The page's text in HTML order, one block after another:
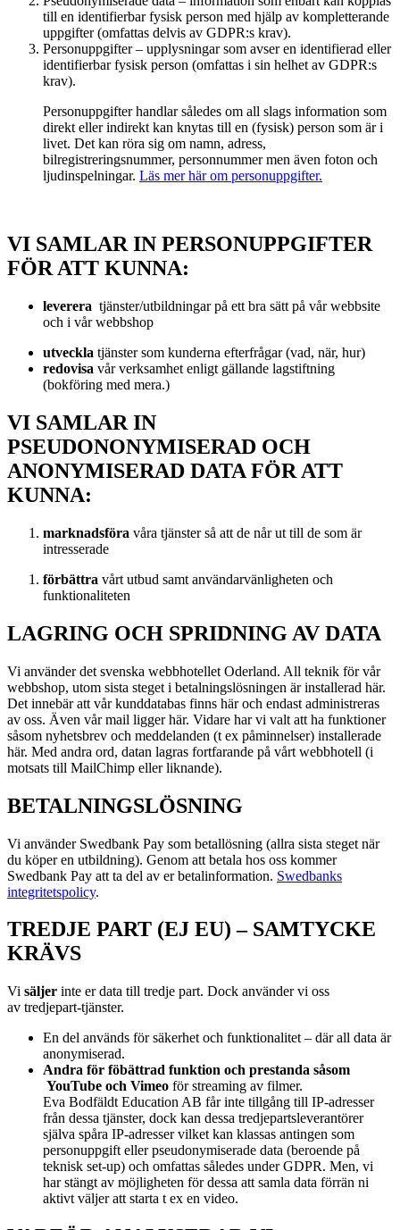
till en identifierbar fysisk person med hjälp av kompletterande
uppgifter (omfattas delvis av GDPR:s krav).
Personuppgifter – upplysningar som avser en identifierad eller
identifierbar fysisk person (omfattas i sin helhet av GDPR:s
krav).
Personuppgifter handlar således om all slags information som
direkt eller indirekt kan knytas till en (fysisk) person som är i
livet. Det kan röra sig om namn, adress,
bilregistreringsnummer, personnummer men även foton och
ljudinspelningar. Läs mer här om personuppgifter.
VI SAMLAR IN PERSONUPPGIFTER
FÖR ATT KUNNA:
leverera tjänster/utbildningar på ett bra sätt på vår webbsite
och i vår webbshop
utveckla tjänster som kunderna efterfrågar (vad, när, hur)
redovisa vår verksamhet enligt gällande lagstiftning
(bokföring med mera.)
VI SAMLAR IN
PSEUDONONYMISERAD OCH
ANONYMISERAD DATA FÖR ATT
KUNNA:
marknadsföra våra tjänster så att de når ut till de som är
intresserade
förbättra vårt utbud samt användarvänligheten och
funktionaliteten
LAGRING OCH SPRIDNING AV DATA
Vi använder det svenska webbhotellet Oderland. All teknik för vår
webbshop, utom sista steget i betalningslösningen är installerad här.
Det innebär att vår kunddatabas finns här och endast administreras
av oss. Även vår mail ligger här. Vidare har vi valt att ha funktioner
såsom nyhetsbrev och meddelanden (t ex påminnelser) installerade
här. Med andra ord, datan lagras fortfarande på vårt webbhotell (i
motsats till MailChimp eller liknande).
BETALNINGSLÖSNING
Vi använder Swedbank Pay som betallösning (allra sista steget när
du köper en utbildning). Genom att betala hos oss kommer
Swedbank Pay att ta del av er betalinformation. Swedbanks
integritetspolicy.
TREDJE PART (EJ EU) – SAMTYCKE
KRÄVS
Vi säljer inte er data till tredje part. Dock använder vi oss
av tredjepart-tjänster.
En del används för säkerhet och funktionalitet – där all data är
anonymiserad.
Andra för föbättrad funktion och prestanda såsom
YouTube och Vimeo för streaming av filmer.
Eva Bodfäldt Education AB får inte tillgång till IP-adresser
från dessa tjänster, dock kan dessa tredjepartsleverantörer
själva spåra IP-adresser vilket kan klassas antingen som
personuppgift eller pseudonymiserade data (beroende på
teknisk set-up) och omfattas således under GDPR. Men, vi
har stängt av möjligheten för dessa att samla data förrän ni
aktivt väljer att starta t ex en video.